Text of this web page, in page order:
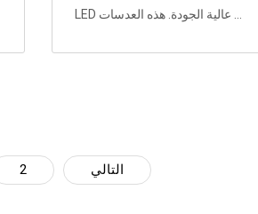
2 التالي